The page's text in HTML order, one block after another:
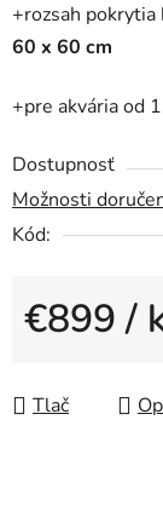
+rozsah pokrytia
60 x 60 cm
+pre akvária od
Dostupnosť
Možnosti
Kód:
€899/
Tlač